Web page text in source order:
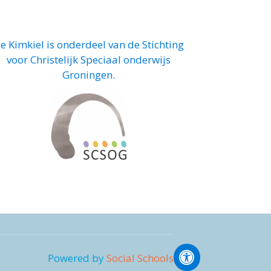
Kimkiel is onderdeel van deStichting
voor Christelijk Speciaal onderwijs
Groningen.
Powered bySocial Schools